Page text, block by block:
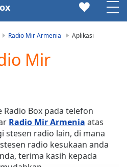
Radio Mir Armenia Aplikasi
Mir
Radio Box pada telefon
Radio Mir Armenia atas
stesen radio lain, di mana
radio kesukaan anda
terima kasih kepada